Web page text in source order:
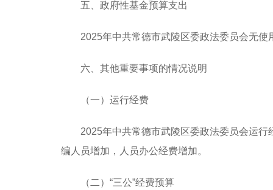
五、政府性基金预算支出
2025年中共常德市武陵区委政法委员会无
六、其他重要事项的情况说明
（一）运行经费
2025年中共常德市武陵区委政法委员会运行
编人员增加，人员办公经费增加。
（二）“三公”经费预算